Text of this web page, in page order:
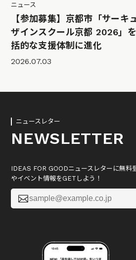
ニュース
【参加募集】京都市「サーキ
ザインスクール京都 2026」
括的な支援体制に進化
2026.07.03
ニュースレター
NEWSLETTER
IDEAS FOR GOODニュースレターに無料
やイベント情報をGETしよう！
